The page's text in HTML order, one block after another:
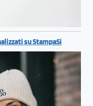
su StampaSi